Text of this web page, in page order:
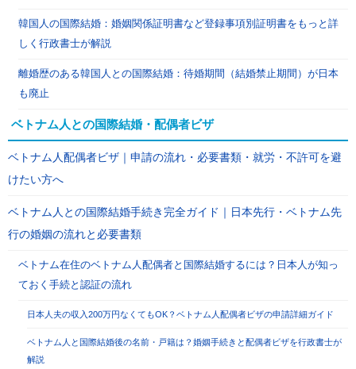
韓国人の国際結婚：婚姻関係証明書など登録事項別証明書をもっと詳
しく行政書士が解説
離婚歴のある韓国人との国際結婚：待婚期間（結婚禁止期間）が日本
も廃止
ベトナム人との国際結婚・配偶者ビザ
ベトナム人配偶者ビザ｜申請の流れ・必要書類・就労・不許可を避
けたい方へ
ベトナム人との国際結婚手続き完全ガイド｜日本先行・ベトナム先
行の婚姻の流れと必要書類
ベトナム在住のベトナム人配偶者と国際結婚するには？日本人が知っ
ておく手続と認証の流れ
日本人夫の収入200万円なくてもOK？ベトナム人配偶者ビザの申請詳細ガイド
ベトナム人と国際結婚後の名前・戸籍は？婚姻手続きと配偶者ビザを行政書士が
解説